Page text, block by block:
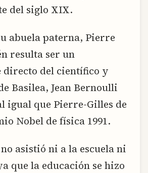
del siglo XIX.
abuela paterna, Pierre
resulta ser un
directo del científico y
Basilea, Jean Bernoulli
igual que Pierre-Gilles de
Nobel de física 1991.
asistió ni a la escuela ni
que la educación se hizo